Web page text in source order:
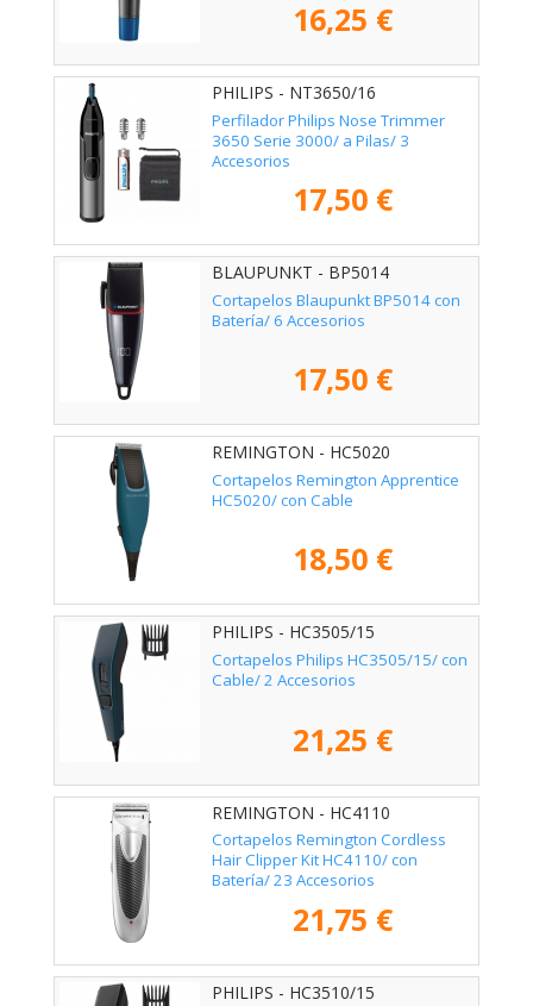
16,25 €
PHILIPS - NT3650/16
Perfilador Philips Nose Trimmer
3650 Serie 3000/ a Pilas/ 3
Accesorios
17,50 €
BLAUPUNKT - BP5014
Cortapelos Blaupunkt BP5014 con
Batería/ 6 Accesorios
17,50 €
REMINGTON - HC5020
Cortapelos Remington Apprentice
HC5020/ con Cable
18,50 €
PHILIPS - HC3505/15
Cortapelos Philips HC3505/15/ con
Cable/ 2 Accesorios
21,25 €
REMINGTON - HC4110
Cortapelos Remington Cordless
Hair Clipper Kit HC4110/ con
Batería/ 23 Accesorios
21,75 €
PHILIPS - HC3510/15